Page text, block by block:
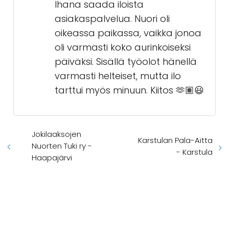
Ihana saada iloista
asiakaspalvelua. Nuori oli
oikeassa paikassa, vaikka jonoa
oli varmasti koko aurinkoiseksi
päiväksi. Sisällä työolot hänellä
varmasti helteiset, mutta ilo
tarttui myös minuun. Kiitos 🫶🏽😃
Jokilaaksojen
Nuorten Tuki ry -
Haapajärvi
Karstulan Pala-Aitta
- Karstula